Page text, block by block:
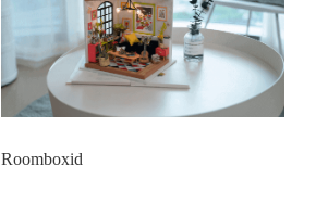
Roomboxid